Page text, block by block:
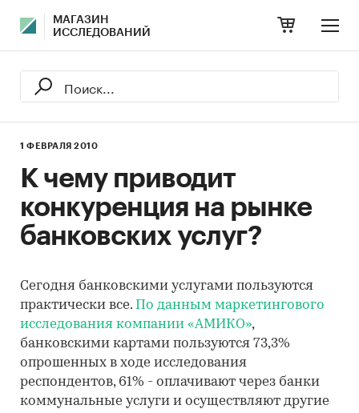
МАГАЗИН
ИССЛЕДОВАНИЙ
1 ФЕВРАЛЯ 2010
К чему приводит
конкуренция на рынке
банковских услуг?
Сегодня банковскими услугами пользуются
практически все. По данным маркетингового
исследования компании «АМИКО»,
банковскими картами пользуются 73,3%
опрошенных в ходе исследования
респондентов, 61% - оплачивают через банки
коммунальные услуги и осуществляют другие